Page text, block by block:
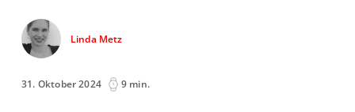
Linda Metz
31. Oktober 2024 9 min.